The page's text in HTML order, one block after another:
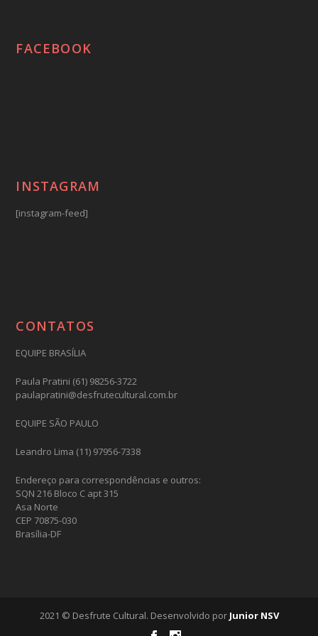
FACEBOOK
INSTAGRAM
[instagram-feed]
CONTATOS
EQUIPE BRASÍLIA
Paula Pratini (61) 98256-3722
paulapratini@desfrutecultural.com.br
EQUIPE SÃO PAULO
Leandro Lima (11) 97956-7338
Endereço para correspondências e outros:
SQN 216 Bloco C apt 315
Asa Norte
CEP 70875-030
Brasília-DF
2021 © Desfrute Cultural. Desenvolvido por Junior NSV